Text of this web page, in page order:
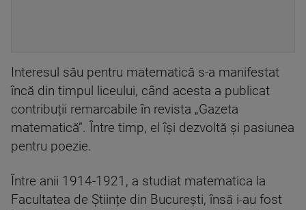
Interesul său pentru matematică s-a manifestat
încă din timpul liceului, când acesta a publicat
contribuții remarcabile în revista „Gazeta
matematică”. Între timp, el își dezvoltă și pasiunea
pentru poezie.
Între anii 1914-1921, a studiat matematica la
Facultatea de Științe din București, însă i-au fost